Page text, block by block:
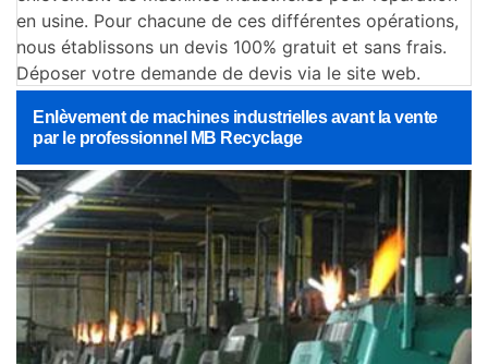
en usine. Pour chacune de ces différentes opérations,
nous établissons un devis 100% gratuit et sans frais.
Déposer votre demande de devis via le site web.
Enlèvement de machines industrielles avant la vente
par le professionnel MB Recyclage